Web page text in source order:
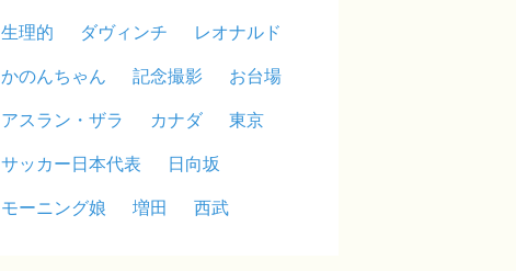
生理的
ダヴィンチ
レオナルド
かのんちゃん
記念撮影
お台場
アスラン・ザラ
カナダ
東京
サッカー日本代表
日向坂
モーニング娘
増田 西武